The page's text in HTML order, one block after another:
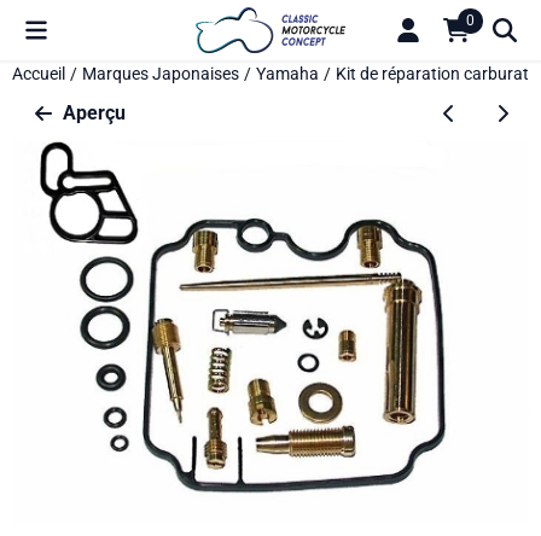
Préférences de cookies disponibles. Choisissez les paramètres
0
Accueil / Marques Japonaises / Yamaha / Kit de réparation
Aperçu